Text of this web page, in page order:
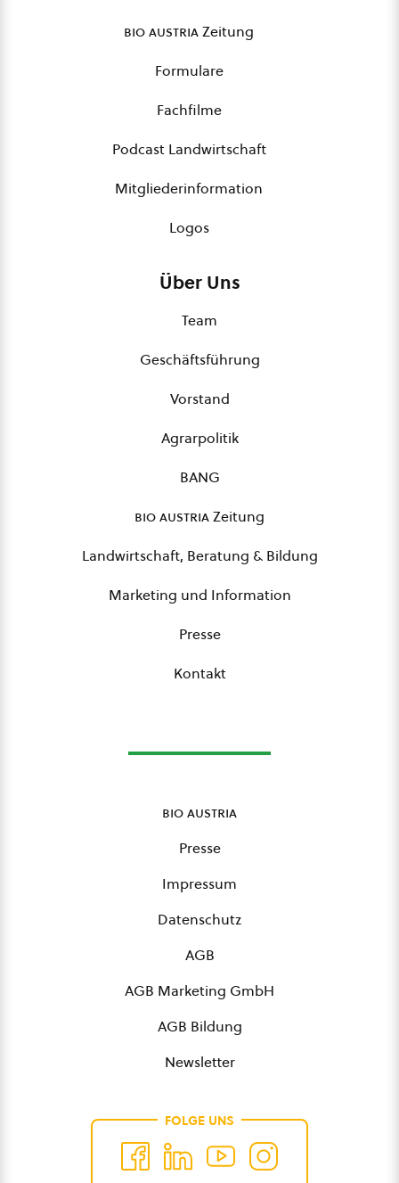
bio austriaZeitung
Formulare
Fachfilme
Podcast Landwirtschaft
Mitgliederinformation
Logos
Über Uns
Team
Geschäftsführung
Vorstand
Agrarpolitik
BANG
bio austriaZeitung
Landwirtschaft, Beratung & Bildung
Marketing und Information
Presse
Kontakt
bio austria
Presse
Impressum
Datenschutz
AGB
AGB Marketing GmbH
AGB Bildung
Newsletter
FOLGE UNS